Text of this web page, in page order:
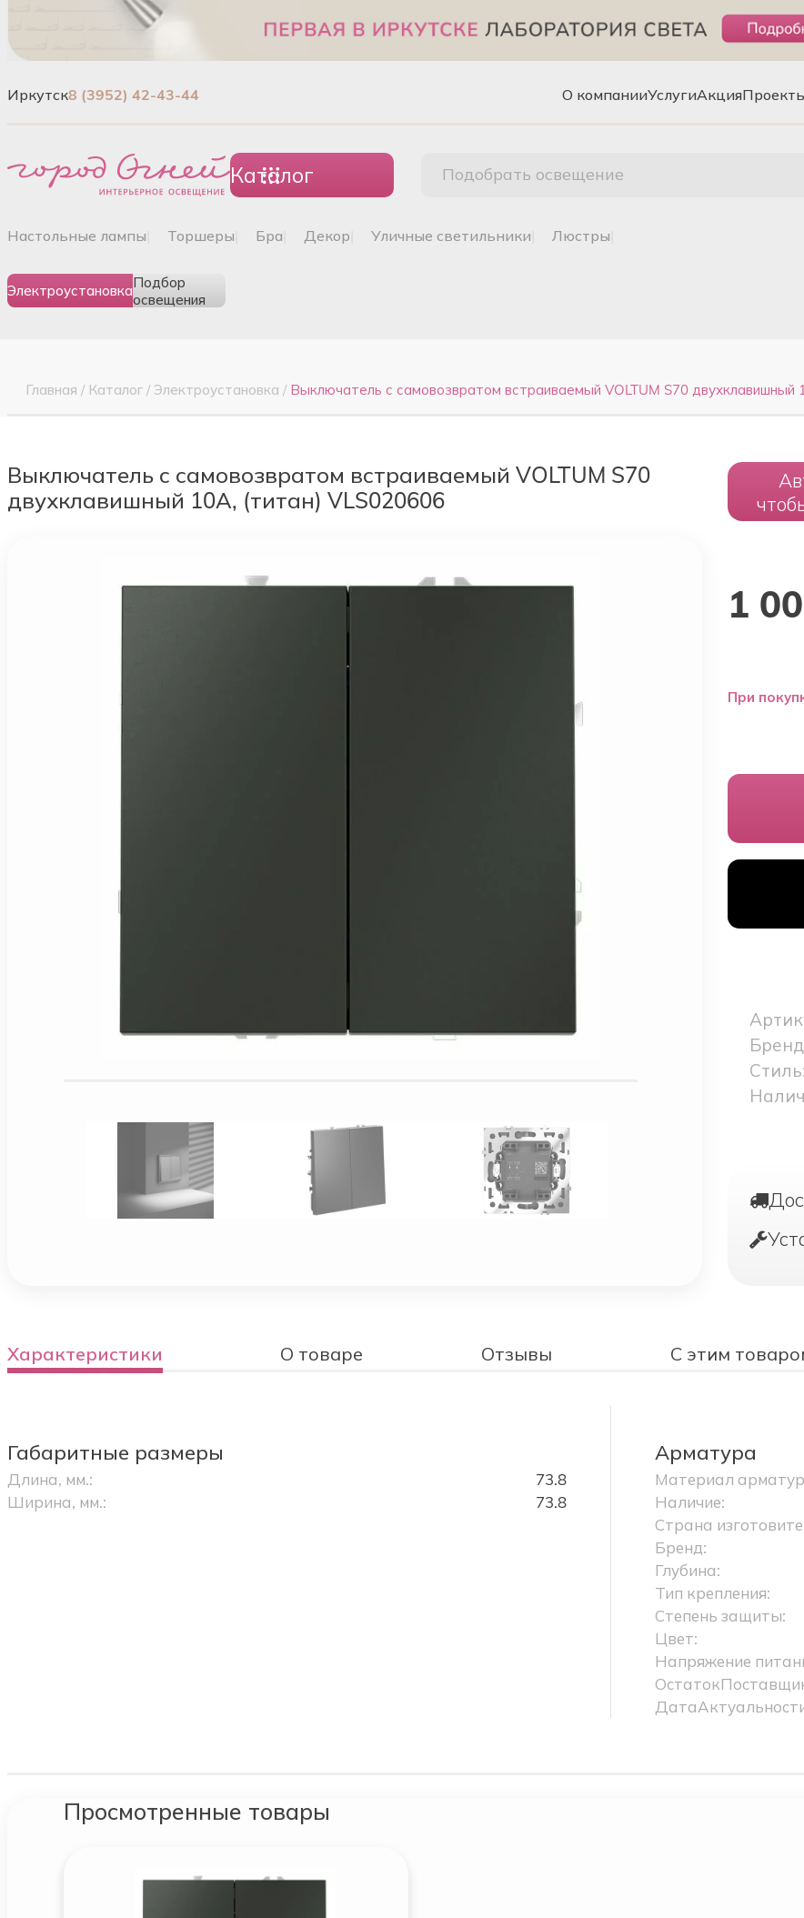
Иркутск8 (3952) 42-43-44 О компанииУслугиАкция
Каталог Подобрать освещение
настольные лампы торшеры бра декор уличные светильники люстры
ЭлектроустановкаПодбор
освещения
Главная / Каталог / Электроустановка / Выключатель с самовозвратом встраиваемый VOLTUM S70 двухклавишный
Выключатель с самовозвратом встраиваемый VOLTUM S70
двухклавишный 10А, (титан) VLS020606
1
При
Стиль:
Характеристики О товаре Отзывы С этим
Габаритные размеры
Длина, мм.:
73.8
Ширина, мм.:
73.8
Арматура
Материал
Наличие:
Страна
Бренд:
Глубина:
Тип крепления:
Степень защиты:
Цвет:
Напряжение
Просмотренные товары